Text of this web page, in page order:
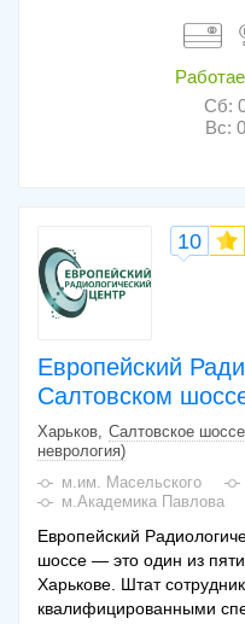
Сб:
Вс:
Европейский
Салтовском
10
Харьков Салтовское
неврология)
м.им. Масельского
м.Академика Павлова
Европейский
шоссе — это один из пяти
Харькове. Штат
квалифицированными